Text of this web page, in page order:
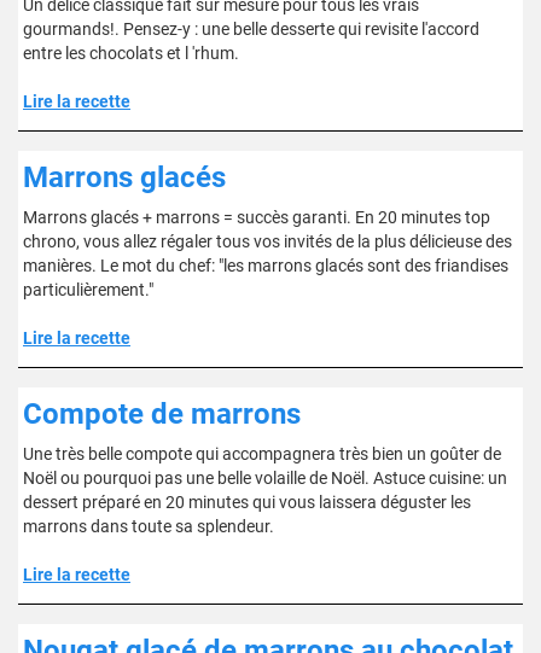
Un délice classique fait sur mesure pour tous les vrais
gourmands!. Pensez-y : une belle desserte qui revisite l'accord
entre les chocolats et l 'rhum.
Lire la recette
Marrons glacés
Marrons glacés + marrons = succès garanti. En 20 minutes top
chrono, vous allez régaler tous vos invités de la plus délicieuse des
manières. Le mot du chef: "les marrons glacés sont des friandises
particulièrement."
Lire la recette
Compote de marrons
Une très belle compote qui accompagnera très bien un goûter de
Noël ou pourquoi pas une belle volaille de Noël. Astuce cuisine: un
dessert préparé en 20 minutes qui vous laissera déguster les
marrons dans toute sa splendeur.
Lire la recette